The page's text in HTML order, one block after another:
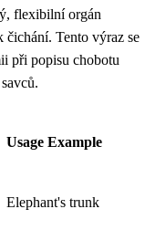
flexibilní orgán
čichání. Tento výraz se
při popisu chobotu
Usage Example
Elephant's trunk